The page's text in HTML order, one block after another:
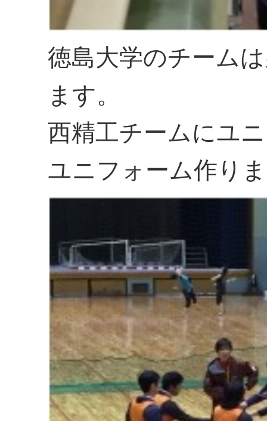
徳島大学のチーム
ます。
西精工チームにユ
ユニフォーム作り